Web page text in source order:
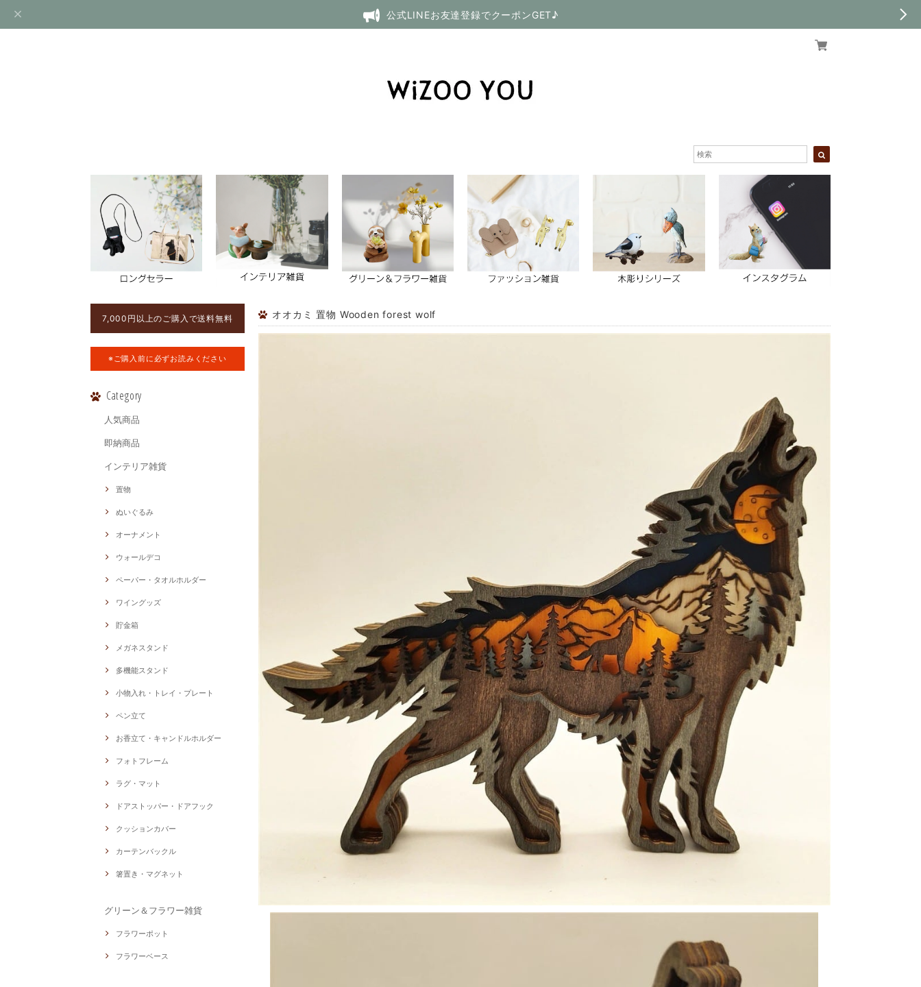
公式LINEお友達登録でクーポンGET♪
7,000円以上のご購入で送料無料
※ご購入前に必ずお読みください
Category
人気商品
即納商品
インテリア雑貨
置物
ぬいぐるみ
オーナメント
ウォールデコ
ペーパー・タオルホルダー
ワイングッズ
貯金箱
メガネスタンド
多機能スタンド
小物入れ・トレイ・プレート
ペン立て
お香立て・キャンドルホルダー
フォトフレーム
ラグ・マット
ドアストッパー・ドアフック
クッションカバー
カーテンバックル
箸置き・マグネット
グリーン＆フラワー雑貨
フラワーポット
フラワーベース
オオカミ 置物 Wooden forest wolf